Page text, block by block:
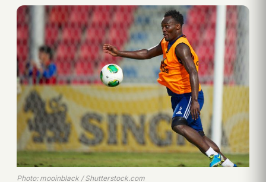
Photo: mooinblack / Shutterstock.com